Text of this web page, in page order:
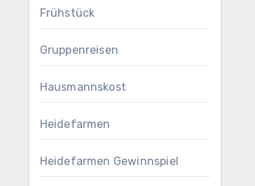
Frühstück
Gruppenreisen
Hausmannskost
Heidefarmen
Heidefarmen Gewinnspiel